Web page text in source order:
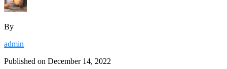
By
admin
Published on December 14, 2022